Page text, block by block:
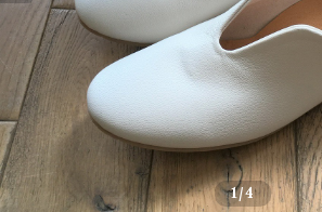
1/4